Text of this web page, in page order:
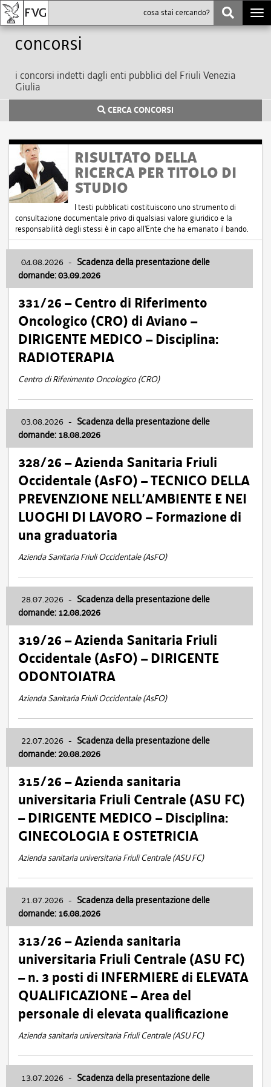
Concorsi
i concorsi indetti dagli enti pubblici del Friuli Venezia
Giulia
CERCA CONCORSI
RISULTATO DELLA
RICERCA PER TITOLO DI
STUDIO
I testi pubblicati costituiscono uno strumento di
consultazione documentale privo di qualsiasi valore giuridico e la
responsabilità degli stessi è in capo all'Ente che ha emanato il bando.
04.08.2026 - Scadenza della presentazione delle
domande: 03.09.2026
331/26 – Centro di Riferimento
Oncologico (CRO) di Aviano –
DIRIGENTE MEDICO – Disciplina:
RADIOTERAPIA
Centro di Riferimento Oncologico (CRO)
03.08.2026 - Scadenza della presentazione delle
domande: 18.08.2026
328/26 – Azienda Sanitaria Friuli
Occidentale (AsFO) – TECNICO DELLA
PREVENZIONE NELL’AMBIENTE E NEI
LUOGHI DI LAVORO – Formazione di
una graduatoria
Azienda Sanitaria Friuli Occidentale (AsFO)
28.07.2026 - Scadenza della presentazione delle
domande: 12.08.2026
319/26 – Azienda Sanitaria Friuli
Occidentale (AsFO) – DIRIGENTE
ODONTOIATRA
Azienda Sanitaria Friuli Occidentale (AsFO)
22.07.2026 - Scadenza della presentazione delle
domande: 20.08.2026
315/26 – Azienda sanitaria
universitaria Friuli Centrale (ASU FC)
– DIRIGENTE MEDICO – Disciplina:
GINECOLOGIA E OSTETRICIA
Azienda sanitaria universitaria Friuli Centrale (ASU FC)
21.07.2026 - Scadenza della presentazione delle
domande: 16.08.2026
313/26 – Azienda sanitaria
universitaria Friuli Centrale (ASU FC)
– n. 3 posti di INFERMIERE di ELEVATA
QUALIFICAZIONE – Area del
personale di elevata qualificazione
Azienda sanitaria universitaria Friuli Centrale (ASU FC)
13.07.2026 - Scadenza della presentazione delle